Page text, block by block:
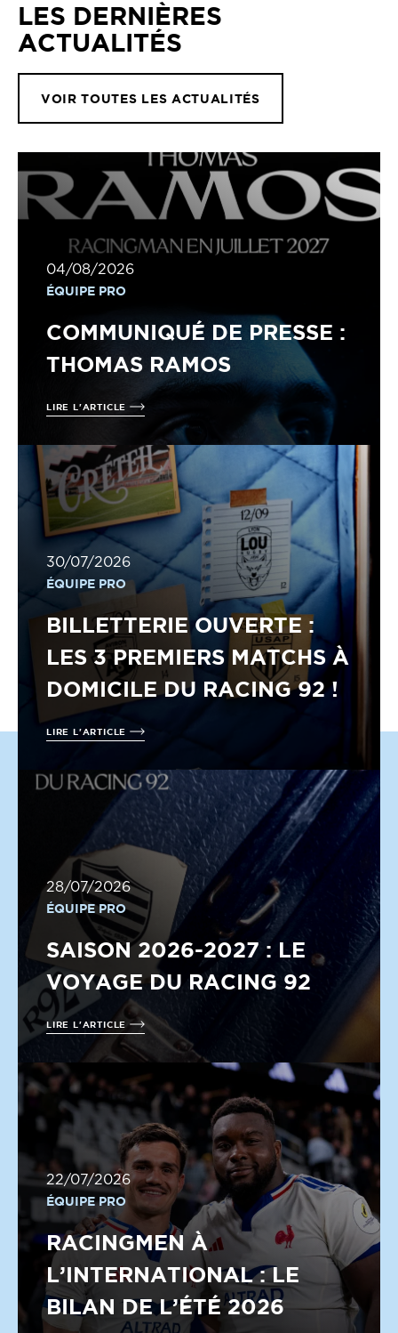
LES DERNIÈRES
ACTUALITÉS
VOIR TOUTES LES ACTUALITÉS
04/08/2026
ÉQUIPE PRO
COMMUNIQUÉ DE PRESSE :
THOMAS RAMOS
LIRE L'ARTICLE
30/07/2026
ÉQUIPE PRO
BILLETTERIE OUVERTE :
LES 3 PREMIERS MATCHS À
DOMICILE DU RACING 92 !
LIRE L'ARTICLE
28/07/2026
ÉQUIPE PRO
SAISON 2026-2027 : LE
VOYAGE DU RACING 92
LIRE L'ARTICLE
22/07/2026
ÉQUIPE PRO
RACINGMEN À
L’INTERNATIONAL : LE
BILAN DE L’ÉTÉ 2026